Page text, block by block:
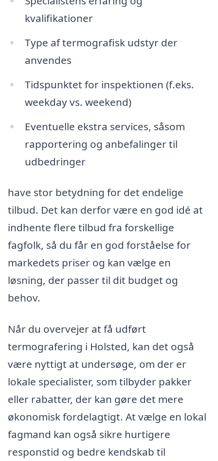
kvalifikationer
Type af termografisk udstyr der
anvendes
Tidspunktet for inspektionen (f.eks.
weekday vs. weekend)
Eventuelle ekstra services, såsom
rapportering og anbefalinger til
udbedringer
have stor betydning for det endelige
tilbud. Det kan derfor være en god idé at
indhente flere tilbud fra forskellige
fagfolk, så du får en god forståelse for
markedets priser og kan vælge en
løsning, der passer til dit budget og
behov.
Når du overvejer at få udført
termografering i Holsted, kan det også
være nyttigt at undersøge, om der er
lokale specialister, som tilbyder pakker
eller rabatter, der kan gøre det mere
økonomisk fordelagtigt. At vælge en lokal
fagmand kan også sikre hurtigere
responstid og bedre kendskab til